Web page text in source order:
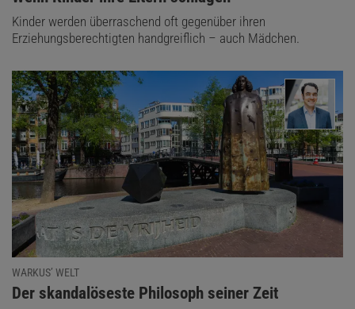
Kinder werden überraschend oft gegenüber ihren
Erziehungsberechtigten handgreiflich – auch Mädchen.
WARKUS’ WELT
:
Der skandalöseste Philosoph seiner Zeit